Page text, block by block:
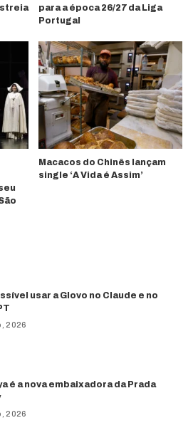
para a época 26/27 da Liga
Portugal
Macacos do Chinês lançam
single ‘A Vida é Assim’
usar a Glovo no Claude e no
2026
é a nova embaixadora da Prada
2026